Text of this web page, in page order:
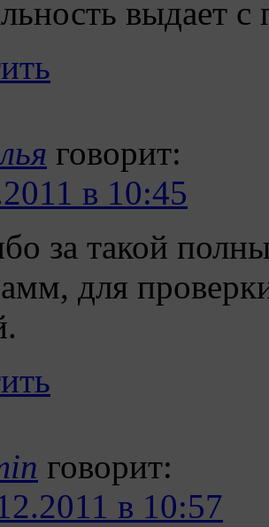
выдает
говорит:
в 10:45
за такой
для
говорит:
в 10:57